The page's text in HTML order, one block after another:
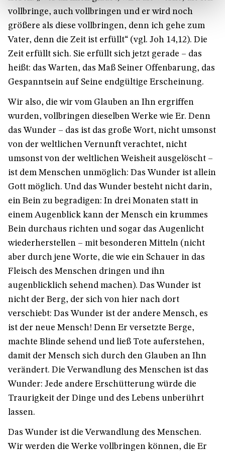
vollbringe, auch vollbringen und er wird noch
größere als diese vollbringen, denn ich gehe zum
Vater, denn die Zeit ist erfüllt“ (vgl. Joh 14,12). Die
Zeit erfüllt sich. Sie erfüllt sich jetzt gerade – das
heißt: das Warten, das Maß Seiner Offenbarung, das
Gespanntsein auf Seine endgültige Erscheinung.
Wir also, die wir vom Glauben an Ihn ergriffen
wurden, vollbringen dieselben Werke wie Er. Denn
das Wunder – das ist das große Wort, nicht umsonst
von der weltlichen Vernunft verachtet, nicht
umsonst von der weltlichen Weisheit ausgelöscht –
ist dem Menschen unmöglich: Das Wunder ist allein
Gott möglich. Und das Wunder besteht nicht darin,
ein Bein zu begradigen: In drei Monaten statt in
einem Augenblick kann der Mensch ein krummes
Bein durchaus richten und sogar das Augenlicht
wiederherstellen – mit besonderen Mitteln (nicht
aber durch jene Worte, die wie ein Schauer in das
Fleisch des Menschen dringen und ihn
augenblicklich sehend machen). Das Wunder ist
nicht der Berg, der sich von hier nach dort
verschiebt: Das Wunder ist der andere Mensch, es
ist der neue Mensch! Denn Er versetzte Berge,
machte Blinde sehend und ließ Tote auferstehen,
damit der Mensch sich durch den Glauben an Ihn
verändert. Die Verwandlung des Menschen ist das
Wunder: Jede andere Erschütterung würde die
Traurigkeit der Dinge und des Lebens unberührt
lassen.
Das Wunder ist die Verwandlung des Menschen.
Wir werden die Werke vollbringen können, die Er